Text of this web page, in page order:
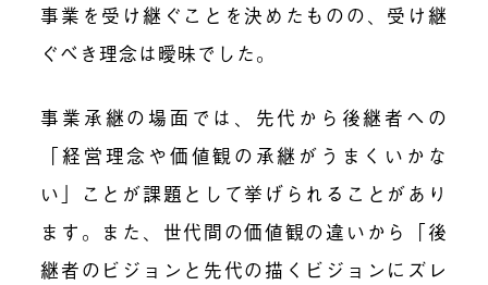
事業を受け継ぐことを決めたものの、受け継
ぐべき理念は曖昧でした。
事業承継の場面では、先代から後継者への
「経営理念や価値観の承継がうまくいかな
い」ことが課題として挙げられることがあり
ます。また、世代間の価値観の違いから「後
継者のビジョンと先代の描くビジョンにズレ